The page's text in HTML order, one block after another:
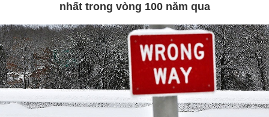
nhất trong vòng 100 năm qua